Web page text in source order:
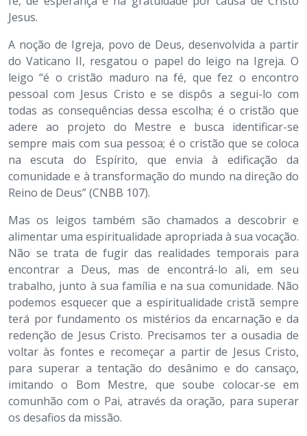
Jesus.
A noção de Igreja, povo de Deus, desenvolvida a partir
do Vaticano II, resgatou o papel do leigo na Igreja. O
leigo “é o cristão maduro na fé, que fez o encontro
pessoal com Jesus Cristo e se dispôs a segui-lo com
todas as consequências dessa escolha; é o cristão que
adere ao projeto do Mestre e busca identificar-se
sempre mais com sua pessoa; é o cristão que se coloca
na escuta do Espírito, que envia à edificação da
comunidade e à transformação do mundo na direção do
Reino de Deus” (CNBB 107).
Mas os leigos também são chamados a descobrir e
alimentar uma espiritualidade apropriada à sua vocação.
Não se trata de fugir das realidades temporais para
encontrar a Deus, mas de encontrá-lo ali, em seu
trabalho, junto à sua família e na sua comunidade. Não
podemos esquecer que a espiritualidade cristã sempre
terá por fundamento os mistérios da encarnação e da
redenção de Jesus Cristo. Precisamos ter a ousadia de
voltar às fontes e recomeçar a partir de Jesus Cristo,
para superar a tentação do desânimo e do cansaço,
imitando o Bom Mestre, que soube colocar-se em
comunhão com o Pai, através da oração, para superar
os desafios da missão.